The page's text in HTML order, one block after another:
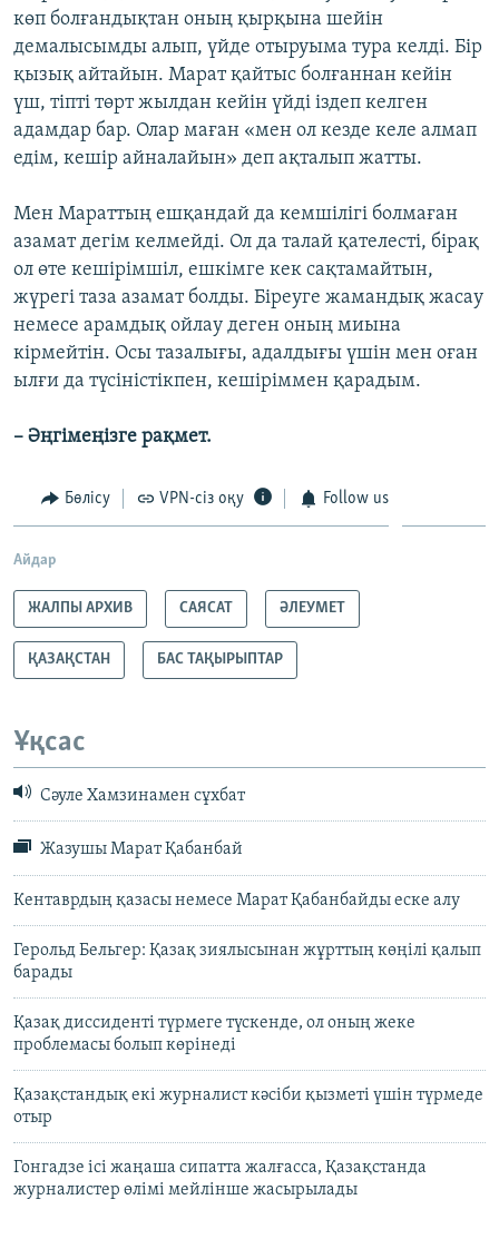
көп болғандықтан оның қырқына шейін
демалысымды алып, үйде отыруыма тура келді. Бір
қызық айтайын. Марат қайтыс болғаннан кейін
үш, тіпті төрт жылдан кейін үйді іздеп келген
адамдар бар. Олар маған «мен ол кезде келе алмап
едім, кешір айналайын» деп ақталып жатты.
Мен Мараттың ешқандай да кемшілігі болмаған
азамат дегім келмейді. Ол да талай қателесті, бірақ
ол өте кешірімшіл, ешкімге кек сақтамайтын,
жүрегі таза азамат болды. Біреуге жамандық жасау
немесе арамдық ойлау деген оның миына
кірмейтін. Осы тазалығы, адалдығы үшін мен оған
ылғи да түсіністікпен, кешіріммен қарадым.
– Әңгімеңізге рақмет.
Бөлісу VPN-сіз оқу Follow us
Айдар
ЖАЛПЫ АРХИВ САЯСАТ ӘЛЕУМЕТ
ҚАЗАҚСТАН БАС ТАҚЫРЫПТАР
Ұқсас
Сәуле Хамзинамен сұхбат
Жазушы Марат Қабанбай
Кентаврдың қазасы немесе Марат Қабанбайды еске алу
Герольд Бельгер: Қазақ зиялысынан жұрттың көңілі қалып
барады
Қазақ диссиденті түрмеге түскенде, ол оның жеке
проблемасы болып көрінеді
Қазақстандық екі журналист кәсіби қызметі үшін түрмеде
отыр
Гонгадзе ісі жаңаша сипатта жалғасса, Қазақстанда
журналистер өлімі мейлінше жасырылады